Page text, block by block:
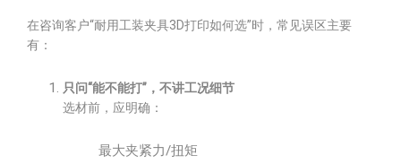
在咨询客户“耐用工装夹具3D打印如何选”时，常见误区主要
有：
只问“能不能打”，不讲工况细节
选材前，应明确：
最大夹紧力/扭矩